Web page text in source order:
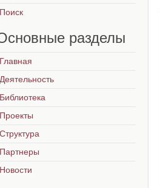
Поиск
разделы
Главная
Деятельность
Библиотека
Проекты
Структура
Партнеры
Новости